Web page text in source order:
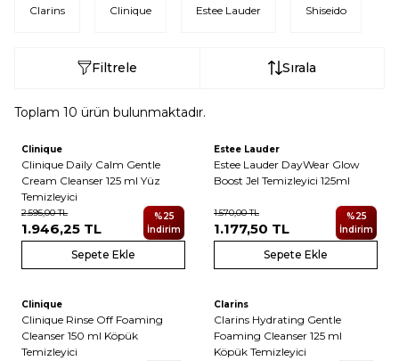
Clarins Clinique Estee Lauder Shiseido
Filtrele Sırala
Toplam 10 ürün bulunmaktadır.
Yeni
Clinique
Clinique Daily Calm Gentle
Cream Cleanser 125 ml Yüz
Temizleyici
2.595,00TL
1.946,25 TL
%25
İndirim
Sepete Ekle
Yeni
Estee Lauder
Estee Lauder DayWear Glow
Boost Jel Temizleyici 125ml
1.570,00TL
1.177,50 TL
%25
İndirim
Sepete Ekle
Clinique
Clinique Rinse Off Foaming
Cleanser 150 ml Köpük
Temizleyici
Clarins
Clarins Hydrating Gentle
Foaming Cleanser 125 ml
Köpük Temizleyici